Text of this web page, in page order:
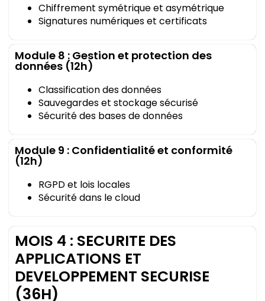
Chiffrement symétrique et asymétrique
Signatures numériques et certificats
Module 8 : Gestion et protection des
données (12h)
Classification des données
Sauvegardes et stockage sécurisé
Sécurité des bases de données
Module 9 : Confidentialité et conformité
(12h)
RGPD et lois locales
Sécurité dans le cloud
MOIS 4 : SECURITE DES
APPLICATIONS ET
DEVELOPPEMENT SECURISE
(36H)